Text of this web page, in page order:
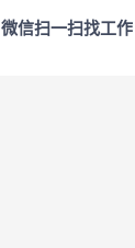
微信扫一扫找工作